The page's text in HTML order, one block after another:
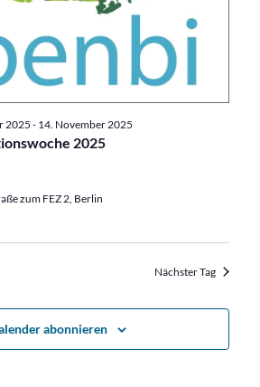
2025
2025 - 14. November 2025
zum FEZ 2, Berlin
Nächster Tag
abonnieren